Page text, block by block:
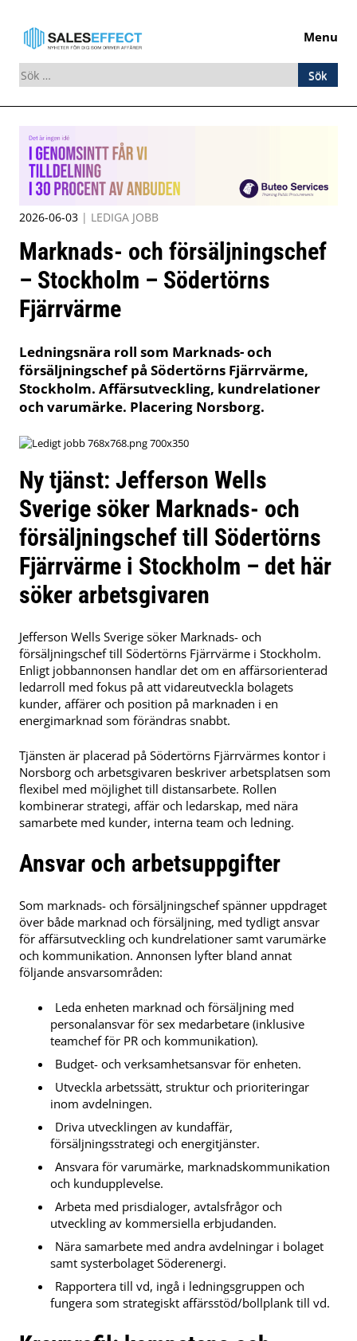
Menu
Sök
efter:
Skip
to
content
2026-06-03 | LEDIGA JOBB
Marknads- och försäljningschef
– Stockholm – Södertörns
Fjärrvärme
Ledningsnära roll som Marknads- och
försäljningschef på Södertörns Fjärrvärme,
Stockholm. Affärsutveckling, kundrelationer
och varumärke. Placering Norsborg.
Ny tjänst: Jefferson Wells
Sverige söker Marknads- och
försäljningschef till Södertörns
Fjärrvärme i Stockholm – det här
söker arbetsgivaren
Jefferson Wells Sverige söker Marknads- och
försäljningschef till Södertörns Fjärrvärme i Stockholm.
Enligt jobbannonsen handlar det om en affärsorienterad
ledarroll med fokus på att vidareutveckla bolagets
kunder, affärer och position på marknaden i en
energimarknad som förändras snabbt.
Tjänsten är placerad på Södertörns Fjärrvärmes kontor i
Norsborg och arbetsgivaren beskriver arbetsplatsen som
flexibel med möjlighet till distansarbete. Rollen
kombinerar strategi, affär och ledarskap, med nära
samarbete med kunder, interna team och ledning.
Ansvar och arbetsuppgifter
Som marknads- och försäljningschef spänner uppdraget
över både marknad och försäljning, med tydligt ansvar
för affärsutveckling och kundrelationer samt varumärke
och kommunikation. Annonsen lyfter bland annat
följande ansvarsområden:
Leda enheten marknad och försäljning med
personalansvar för sex medarbetare (inklusive
teamchef för PR och kommunikation).
Budget- och verksamhetsansvar för enheten.
Utveckla arbetssätt, struktur och prioriteringar
inom avdelningen.
Driva utvecklingen av kundaffär,
försäljningsstrategi och energitjänster.
Ansvara för varumärke, marknadskommunikation
och kundupplevelse.
Arbeta med prisdialoger, avtalsfrågor och
utveckling av kommersiella erbjudanden.
Nära samarbete med andra avdelningar i bolaget
samt systerbolaget Söderenergi.
Rapportera till vd, ingå i ledningsgruppen och
fungera som strategiskt affärsstöd/bollplank till vd.